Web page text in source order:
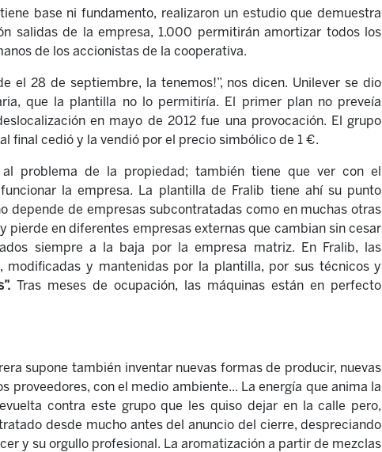
base ni fundamento, realizaron un estudio que demuestra
salidas de la empresa, 1.000 permitirán amortizar todos los
de los accionistas de la cooperativa.
el 28 de septiembre, la tenemos!”, nos dicen. Unilever se dio
que la plantilla no lo permitiría. El primer plan no preveía
en mayo de 2012 fue una provocación. El grupo
final cedió y la vendió por el precio simbólico de 1 €.
problema de la propiedad; también tiene que ver con el
la empresa. La plantilla de Fralib tiene ahí su punto
depende de empresas subcontratadas como en muchas otras
pierde en diferentes empresas externas que cambian sin cesar
siempre a la baja por la empresa matriz. En Fralib, las
modificadas y mantenidas por la plantilla, por sus técnicos y
Tras meses de ocupación, las máquinas están en perfecto
supone también inventar nuevas formas de producir, nuevas
proveedores, con el medio ambiente... La energía que anima la
contra este grupo que les quiso dejar en la calle pero,
desde mucho antes del anuncio del cierre, despreciando
y su orgullo profesional. La aromatización a partir de mezclas